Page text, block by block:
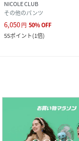
NICOLE CLUB
その他のパンツ
6,050円 50%OFF
55ポイント(1倍)